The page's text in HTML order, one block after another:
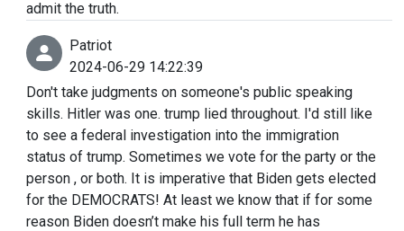
admit the truth.
Patriot
2024-06-29 14:22:39
Don't take judgments on someone's public speaking
skills. Hitler was one. trump lied throughout. I'd still like
to see a federal investigation into the immigration
status of trump. Sometimes we vote for the party or the
person , or both. It is imperative that Biden gets elected
for the DEMOCRATS! At least we know that if for some
reason Biden doesn’t make his full term he has